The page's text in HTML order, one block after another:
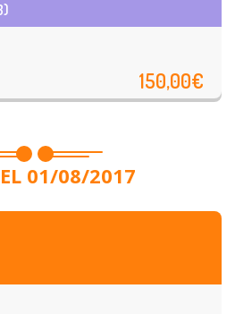
150,00€
EL 01/08/2017